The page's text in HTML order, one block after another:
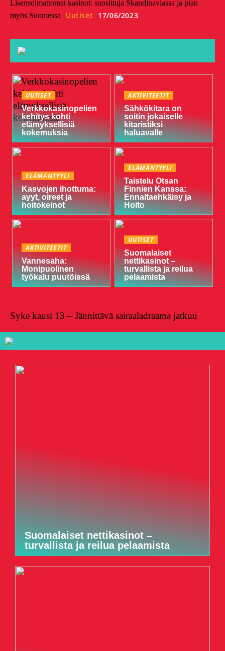
Lisensoimattomat kasinot: suosittuja Skandinaviassa ja pian
myös Suomessa
Uutiset 17/06/2023
UUTISET
Verkkokasinopelien
kehitys kohti
elämyksellisiä
kokemuksia
AKTIVITEETIT
Sähkökitara on
soitin jokaiselle
kitaristiksi
haluavalle
ELÄMÄNTYYLI
Kasvojen ihottuma:
ayyt, oireet ja
hoitokeinot
ELÄMÄNTYYLI
Taistelu Otsan
Finnien Kanssa:
Ennaltaehkäisy ja
Hoito
AKTIVITEETIT
Vannesaha:
Monipuolinen
työkalu puutöissä
UUTISET
Suomalaiset
nettikasinot –
turvallista ja reilua
pelaamista
Syke kausi 13 – Jännittävä sairaaladraama jatkuu
Suomalaiset nettikasinot –
turvallista ja reilua pelaamista